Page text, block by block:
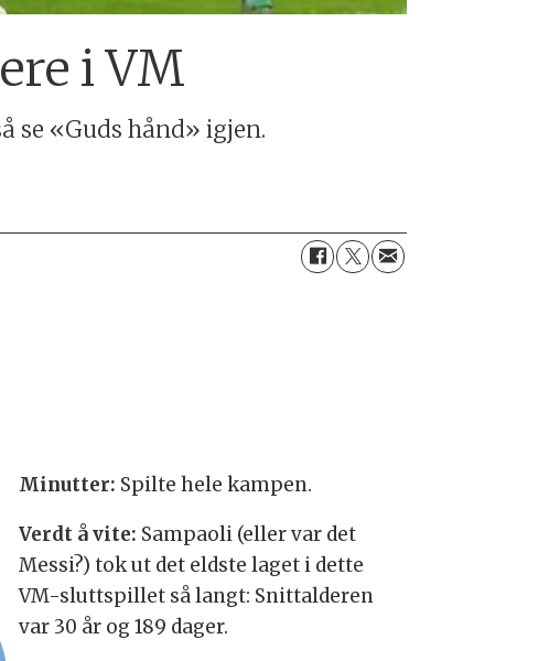
i VM
se «Guds hånd» igjen.
Minutter: Spilte hele kampen.
Verdt å vite: Sampaoli (eller var det
Messi?) tok ut det eldste laget i dette
VM-sluttspillet så langt: Snittalderen
var 30 år og 189 dager.